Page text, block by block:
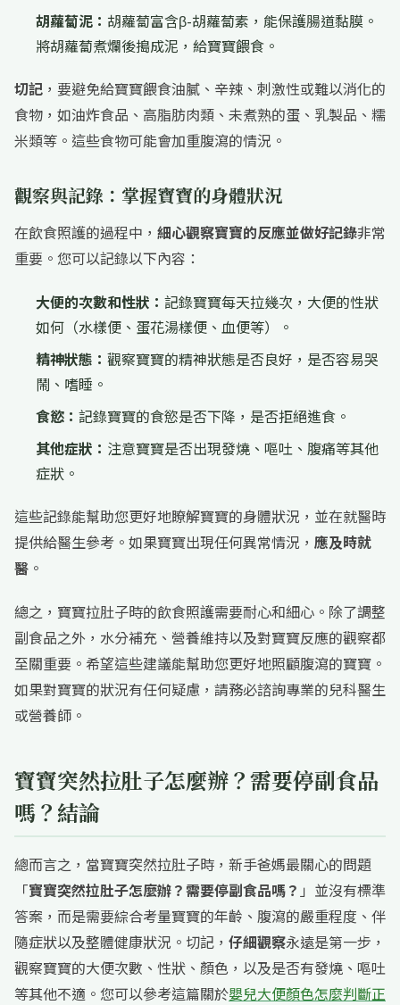
胡蘿蔔泥： 胡蘿蔔富含β-胡蘿蔔素，能保護腸道黏膜。
將胡蘿蔔煮爛後搗成泥，給寶寶餵食。
切記 ，要避免給寶寶餵食油膩、辛辣、刺激性或難以消化的
食物，如油炸食品、高脂肪肉類、未煮熟的蛋、乳製品、糯
米類等。這些食物可能會加重腹瀉的情況。
觀察與記錄：掌握寶寶的身體狀況
在飲食照護的過程中， 細心觀察寶寶的反應並做好記錄非常
重要。您可以記錄以下內容：
大便的次數和性狀： 記錄寶寶每天拉幾次，大便的性狀
如何（水樣便、蛋花湯樣便、血便等）。
精神狀態： 觀察寶寶的精神狀態是否良好，是否容易哭
鬧、嗜睡。
食慾： 記錄寶寶的食慾是否下降，是否拒絕進食。
其他症狀： 注意寶寶是否出現發燒、嘔吐、腹痛等其他
症狀。
這些記錄能幫助您更好地瞭解寶寶的身體狀況，並在就醫時
提供給醫生參考。如果寶寶出現任何異常情況， 應及時就
醫 。
總之，寶寶拉肚子時的飲食照護需要耐心和細心。除了調整
副食品之外，水分補充、營養維持以及對寶寶反應的觀察都
至關重要。希望這些建議能幫助您更好地照顧腹瀉的寶寶。
如果對寶寶的狀況有任何疑慮，請務必諮詢專業的兒科醫生
或營養師。
寶寶突然拉肚子怎麼辦？需要停副食品
嗎？結論
總而言之，當寶寶突然拉肚子時，新手爸媽最關心的問題
「寶寶突然拉肚子怎麼辦？需要停副食品嗎？ 」並沒有標準
答案，而是需要綜合考量寶寶的年齡、腹瀉的嚴重程度、伴
隨症狀以及整體健康狀況。切記， 仔細觀察永遠是第一步，
觀察寶寶的大便次數、性狀、顏色，以及是否有發燒、嘔吐
等其他不適。您可以參考這篇關於嬰兒大便顏色怎麼判斷正